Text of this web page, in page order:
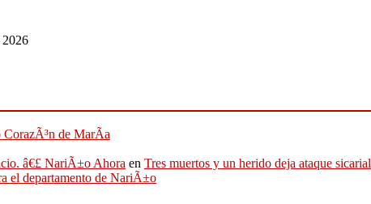
2026
CorazÃ³n de MarÃ­a
â€£ NariÃ±o Ahora en Tres muertos y un herido deja ataque sicarial
el departamento de NariÃ±o